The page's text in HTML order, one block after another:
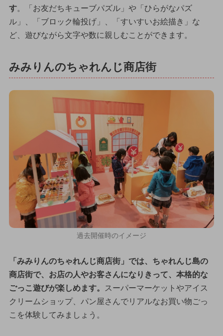
す。「お友だちキューブパズル」や「ひらがなパズ
ル」、「ブロック輪投げ」、「すいすいお絵描き」な
ど、遊びながら文字や数に親しむことができます。
みみりんのちゃれんじ商店街
過去開催時のイメージ
「みみりんのちゃれんじ商店街」では、ちゃれんじ島の
商店街で、お店の人やお客さんになりきって、本格的な
ごっこ遊びが楽しめます。
スーパーマーケットやアイス
クリームショップ、パン屋さんでリアルなお買い物ごっ
こを体験してみましょう。